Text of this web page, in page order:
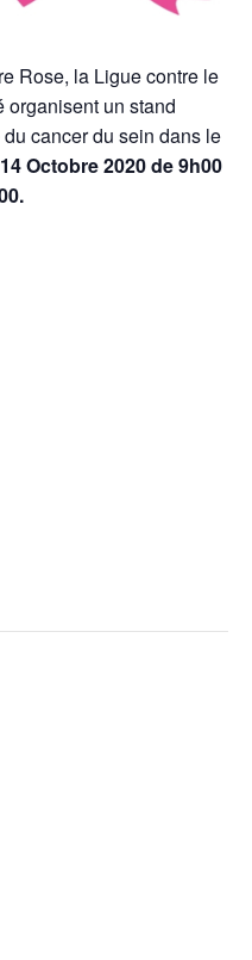
Rose, la Ligue contre le
un stand
cancer du sein dans le
Octobre 2020 de 9h00